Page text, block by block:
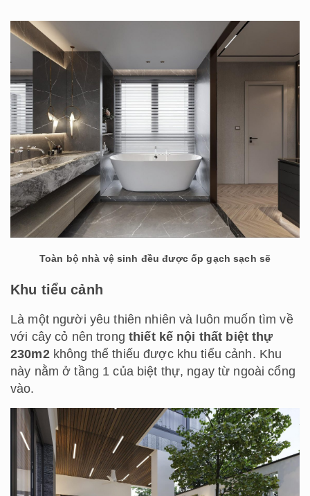
Toàn bộ nhà vệ sinh đều được ốp gạch sạch sẽ
Khu tiểu cảnh
Là một người yêu thiên nhiên và luôn muốn tìm về
với cây cỏ nên trong thiết kế nội thất biệt thự
230m2không thể thiếu được khu tiểu cảnh. Khu
này nằm ở tầng 1 của biệt thự, ngay từ ngoài cổng
vào.